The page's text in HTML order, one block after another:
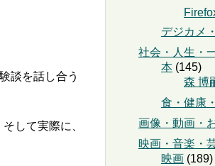
談を話し合う
して実際に、
デジカメ
社会・人生・
本 (145)
森 博
食・健康
画像・動画・
映画・音楽・
映画 (189)